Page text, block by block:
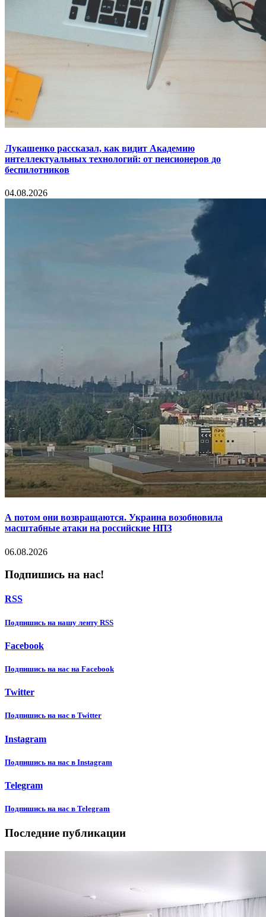
Лукашенко рассказал, как видит Академию
интеллектуальных технологий: от пенсионеров до
беспилотников
04.08.2026
А потом они возвращаются. Украина возобновила
масштабные атаки на российские НПЗ
06.08.2026
Подпишись на нас!
RSS
Подпишиcь на нашу ленту RSS
Facebook
Подпишиcь на нас на Facebook
Twitter
Подпишиcь на нас в Twitter
Instagram
Подпишиcь на нас в Instagram
Telegram
Подпишиcь на нас в Telegram
Последние публикации